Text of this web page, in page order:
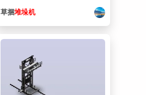
草捆堆垛机